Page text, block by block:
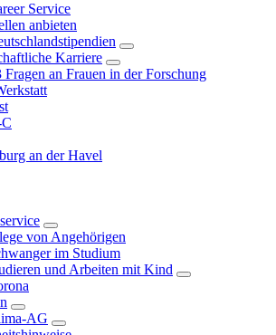
Service
anbieten
Karriere
Fragen an Frauen in der Forschung
an der Havel
von Angehörigen
im Studium
und Arbeiten mit Kind
AG